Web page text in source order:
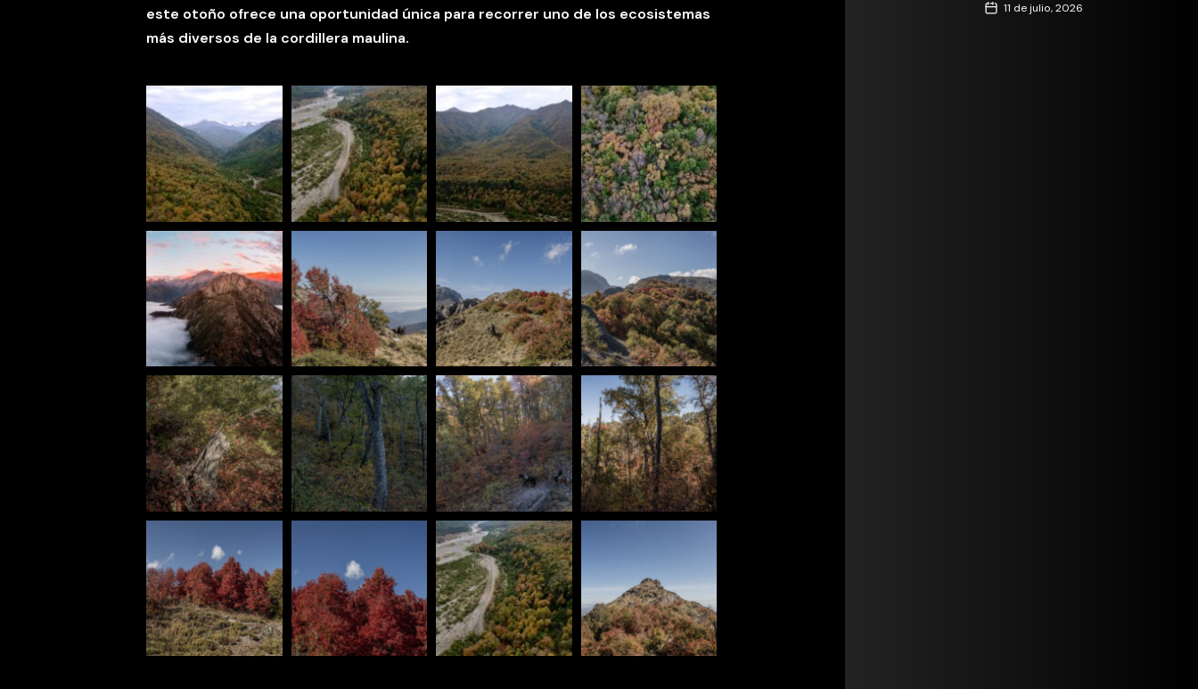
este otoño ofrece una oportunidad única para recorrer uno de los ecosistemas
más diversos de la cordillera maulina.
11 de julio, 2026